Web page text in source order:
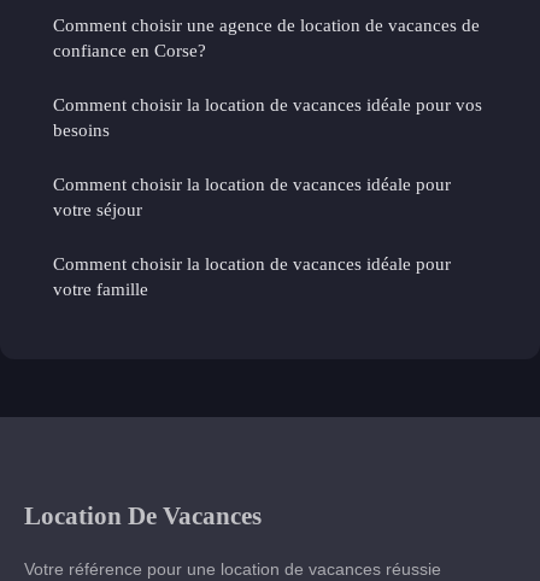
Comment choisir une agence de location de vacances de
confiance en Corse?
Comment choisir la location de vacances idéale pour vos
besoins
Comment choisir la location de vacances idéale pour
votre séjour
Comment choisir la location de vacances idéale pour
votre famille
Location De Vacances
Votre référence pour une location de vacances réussie